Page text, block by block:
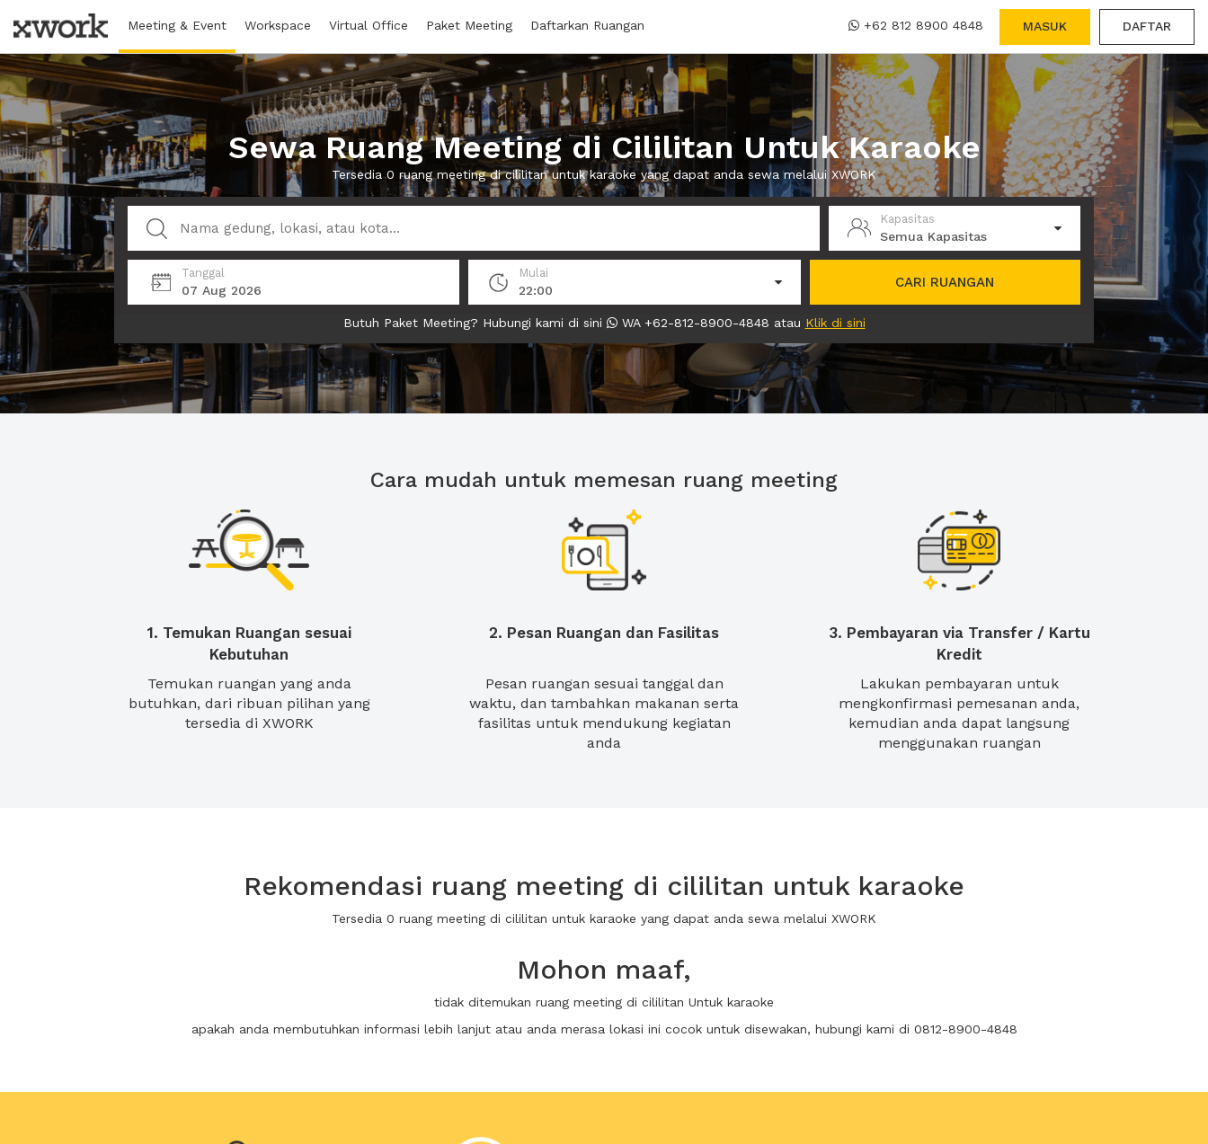
Meeting & Event Workspace Virtual Office Paket Meeting Daftarkan Ruangan +62 812 8900 4848 MASUK DAFTAR
Sewa Ruang Meeting di Cililitan Untuk Karaoke
Tersedia 0 ruang meeting di cililitan untuk karaoke yang dapat anda sewa melalui XWORK
Kapasitas
Semua Kapasitas
Tanggal
07 Aug 2026
Mulai
22:00
CARI RUANGAN
Butuh Paket Meeting? Hubungi kami di sini WA +62-812-8900-4848 atau Klik di sini
Cara mudah untuk memesan ruang meeting
1. Temukan Ruangan sesuai
Kebutuhan
Temukan ruangan yang anda
butuhkan, dari ribuan pilihan yang
tersedia di XWORK
2. Pesan Ruangan dan Fasilitas
Pesan ruangan sesuai tanggal dan
waktu, dan tambahkan makanan serta
fasilitas untuk mendukung kegiatan
anda
3. Pembayaran via Transfer / Kartu
Kredit
Lakukan pembayaran untuk
mengkonfirmasi pemesanan anda,
kemudian anda dapat langsung
menggunakan ruangan
Rekomendasi ruang meeting di cililitan untuk karaoke
Tersedia 0 ruang meeting di cililitan untuk karaoke yang dapat anda sewa melalui XWORK
Mohon maaf,
tidak ditemukan ruang meeting di cililitan Untuk karaoke
apakah anda membutuhkan informasi lebih lanjut atau anda merasa lokasi ini cocok untuk disewakan, hubungi kami di 0812-8900-4848